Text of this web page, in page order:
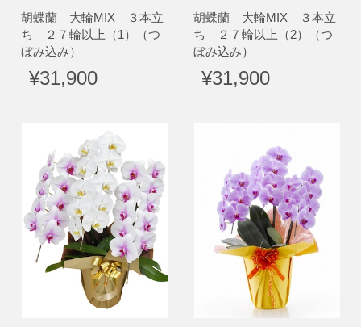
胡蝶蘭 大輪MIX ３本立
ち ２７輪以上（1）（つ
ぼみ込み）
¥31,900
胡蝶蘭 大輪MIX ３本立
ち ２７輪以上（2）（つ
ぼみ込み）
¥31,900